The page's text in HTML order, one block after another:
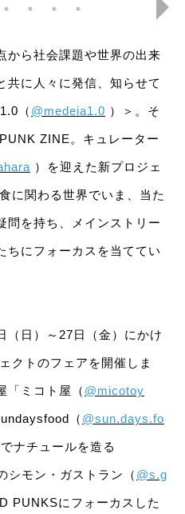
から社会課題や世界の出来
共に人々に発信、知らせて
（ @medeia1.0 ）＞。そ
ZINE。キュレーター
）を迎えた新プロジェ
に関わる世界でいま、当た
問を持ち、メインストリー
ちにフォーカスを当ててい
（日）～27日（金）にかけ
クトのフェアを開催しま
「ミコト屋（ @micotoy
（ @sun.days.fo
ナチュールを造る
シモン・ガストラン（ @s.g
PUNKSにフォーカスした